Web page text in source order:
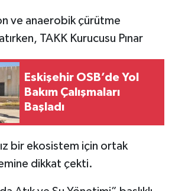
ve anaerobik çürütme
TAKK Kurucusu Pınar
Eskişehir OSB’de Yol
Bakım Çalışmaları
Başladı
bir ekosistem için ortak
dikkat çekti.